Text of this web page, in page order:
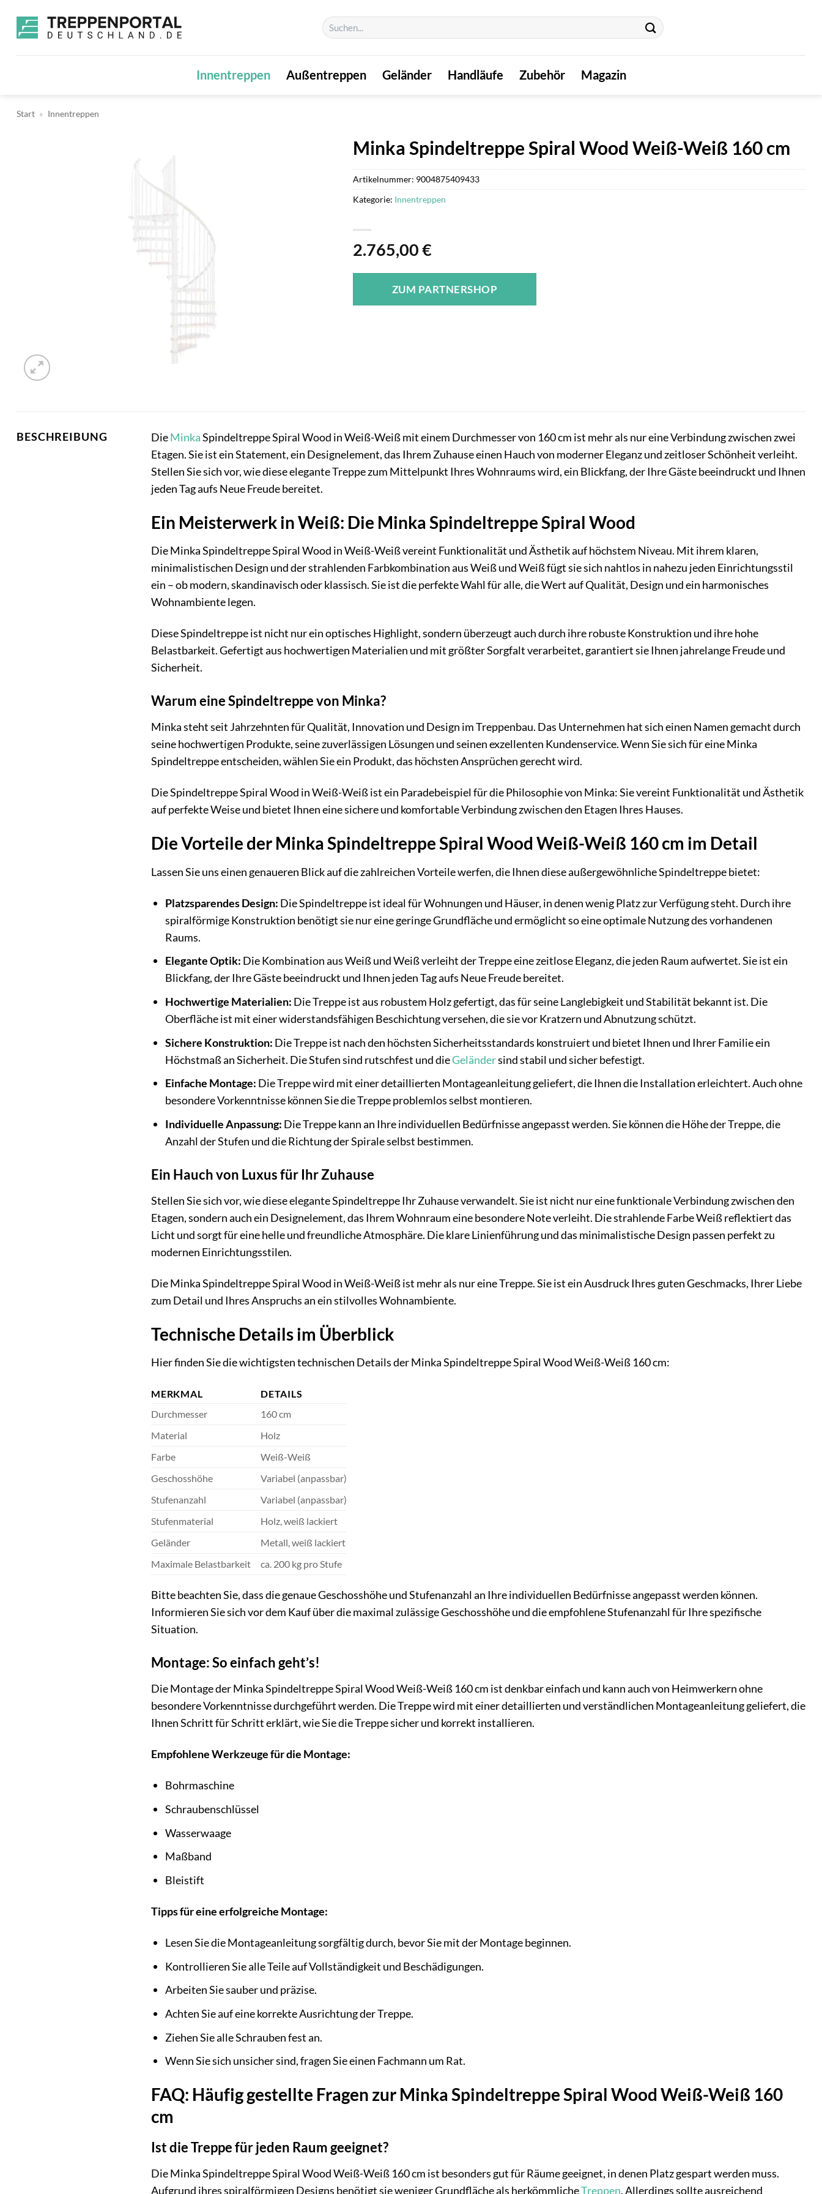
Inhalt
springen
Suchen
nach:
Innentreppen Außentreppen Geländer Handläufe Zubehör Magazin
Start » Innentreppen
Minka Spindeltreppe Spiral Wood Weiß-Weiß 160 cm
2.765,00€
ZUM PARTNERSHOP
Artikelnummer: 9004875409433
Kategorie: Innentreppen
BESCHREIBUNG DieMinkaSpindeltreppe Spiral Wood in Weiß-Weiß mit einem Durchmesser von 160 cm ist mehr als nur eine Verbindung zwischen zwei
Etagen. Sie ist ein Statement, ein Designelement, das Ihrem Zuhause einen Hauch von moderner Eleganz und zeitloser Schönheit verleiht.
Stellen Sie sich vor, wie diese elegante Treppe zum Mittelpunkt Ihres Wohnraums wird, ein Blickfang, der Ihre Gäste beeindruckt und Ihnen
jeden Tag aufs Neue Freude bereitet.
Ein Meisterwerk in Weiß: Die Minka Spindeltreppe Spiral Wood
Die Minka Spindeltreppe Spiral Wood in Weiß-Weiß vereint Funktionalität und Ästhetik auf höchstem Niveau. Mit ihrem klaren,
minimalistischen Design und der strahlenden Farbkombination aus Weiß und Weiß fügt sie sich nahtlos in nahezu jeden Einrichtungsstil
ein – ob modern, skandinavisch oder klassisch. Sie ist die perfekte Wahl für alle, die Wert auf Qualität, Design und ein harmonisches
Wohnambiente legen.
Diese Spindeltreppe ist nicht nur ein optisches Highlight, sondern überzeugt auch durch ihre robuste Konstruktion und ihre hohe
Belastbarkeit. Gefertigt aus hochwertigen Materialien und mit größter Sorgfalt verarbeitet, garantiert sie Ihnen jahrelange Freude und
Sicherheit.
Warum eine Spindeltreppe von Minka?
Minka steht seit Jahrzehnten für Qualität, Innovation und Design im Treppenbau. Das Unternehmen hat sich einen Namen gemacht durch
seine hochwertigen Produkte, seine zuverlässigen Lösungen und seinen exzellenten Kundenservice. Wenn Sie sich für eine Minka
Spindeltreppe entscheiden, wählen Sie ein Produkt, das höchsten Ansprüchen gerecht wird.
Die Spindeltreppe Spiral Wood in Weiß-Weiß ist ein Paradebeispiel für die Philosophie von Minka: Sie vereint Funktionalität und Ästhetik
auf perfekte Weise und bietet Ihnen eine sichere und komfortable Verbindung zwischen den Etagen Ihres Hauses.
Die Vorteile der Minka Spindeltreppe Spiral Wood Weiß-Weiß 160 cm im Detail
Lassen Sie uns einen genaueren Blick auf die zahlreichen Vorteile werfen, die Ihnen diese außergewöhnliche Spindeltreppe bietet:
Platzsparendes Design: Die Spindeltreppe ist ideal für Wohnungen und Häuser, in denen wenig Platz zur Verfügung steht. Durch ihre
spiralförmige Konstruktion benötigt sie nur eine geringe Grundfläche und ermöglicht so eine optimale Nutzung des vorhandenen
Raums.
Elegante Optik: Die Kombination aus Weiß und Weiß verleiht der Treppe eine zeitlose Eleganz, die jeden Raum aufwertet. Sie ist ein
Blickfang, der Ihre Gäste beeindruckt und Ihnen jeden Tag aufs Neue Freude bereitet.
Hochwertige Materialien: Die Treppe ist aus robustem Holz gefertigt, das für seine Langlebigkeit und Stabilität bekannt ist. Die
Oberfläche ist mit einer widerstandsfähigen Beschichtung versehen, die sie vor Kratzern und Abnutzung schützt.
Sichere Konstruktion: Die Treppe ist nach den höchsten Sicherheitsstandards konstruiert und bietet Ihnen und Ihrer Familie ein
Höchstmaß an Sicherheit. Die Stufen sind rutschfest und dieGeländersind stabil und sicher befestigt.
Einfache Montage: Die Treppe wird mit einer detaillierten Montageanleitung geliefert, die Ihnen die Installation erleichtert. Auch ohne
besondere Vorkenntnisse können Sie die Treppe problemlos selbst montieren.
Individuelle Anpassung: Die Treppe kann an Ihre individuellen Bedürfnisse angepasst werden. Sie können die Höhe der Treppe, die
Anzahl der Stufen und die Richtung der Spirale selbst bestimmen.
Ein Hauch von Luxus für Ihr Zuhause
Stellen Sie sich vor, wie diese elegante Spindeltreppe Ihr Zuhause verwandelt. Sie ist nicht nur eine funktionale Verbindung zwischen den
Etagen, sondern auch ein Designelement, das Ihrem Wohnraum eine besondere Note verleiht. Die strahlende Farbe Weiß reflektiert das
Licht und sorgt für eine helle und freundliche Atmosphäre. Die klare Linienführung und das minimalistische Design passen perfekt zu
modernen Einrichtungsstilen.
Die Minka Spindeltreppe Spiral Wood in Weiß-Weiß ist mehr als nur eine Treppe. Sie ist ein Ausdruck Ihres guten Geschmacks, Ihrer Liebe
zum Detail und Ihres Anspruchs an ein stilvolles Wohnambiente.
Technische Details im Überblick
Hier finden Sie die wichtigsten technischen Details der Minka Spindeltreppe Spiral Wood Weiß-Weiß 160 cm:
MERKMAL
DETAILS
Durchmesser
160 cm
Material
Holz
Farbe
Weiß-Weiß
Geschosshöhe
Variabel (anpassbar)
Stufenanzahl
Variabel (anpassbar)
Stufenmaterial
Holz, weiß lackiert
Geländer
Metall, weiß lackiert
Maximale Belastbarkeit
ca. 200 kg pro Stufe
Bitte beachten Sie, dass die genaue Geschosshöhe und Stufenanzahl an Ihre individuellen Bedürfnisse angepasst werden können.
Informieren Sie sich vor dem Kauf über die maximal zulässige Geschosshöhe und die empfohlene Stufenanzahl für Ihre spezifische
Situation.
Montage: So einfach geht’s!
Die Montage der Minka Spindeltreppe Spiral Wood Weiß-Weiß 160 cm ist denkbar einfach und kann auch von Heimwerkern ohne
besondere Vorkenntnisse durchgeführt werden. Die Treppe wird mit einer detaillierten und verständlichen Montageanleitung geliefert, die
Ihnen Schritt für Schritt erklärt, wie Sie die Treppe sicher und korrekt installieren.
Empfohlene Werkzeuge für die Montage:
Bohrmaschine
Schraubenschlüssel
Wasserwaage
Maßband
Bleistift
Tipps für eine erfolgreiche Montage:
Lesen Sie die Montageanleitung sorgfältig durch, bevor Sie mit der Montage beginnen.
Kontrollieren Sie alle Teile auf Vollständigkeit und Beschädigungen.
Arbeiten Sie sauber und präzise.
Achten Sie auf eine korrekte Ausrichtung der Treppe.
Ziehen Sie alle Schrauben fest an.
Wenn Sie sich unsicher sind, fragen Sie einen Fachmann um Rat.
FAQ: Häufig gestellte Fragen zur Minka Spindeltreppe Spiral Wood Weiß-Weiß 160
cm
Ist die Treppe für jeden Raum geeignet?
Die Minka Spindeltreppe Spiral Wood Weiß-Weiß 160 cm ist besonders gut für Räume geeignet, in denen Platz gespart werden muss.
Aufgrund ihres spiralförmigen Designs benötigt sie weniger Grundfläche als herkömmlicheTreppen. Allerdings sollte ausreichend